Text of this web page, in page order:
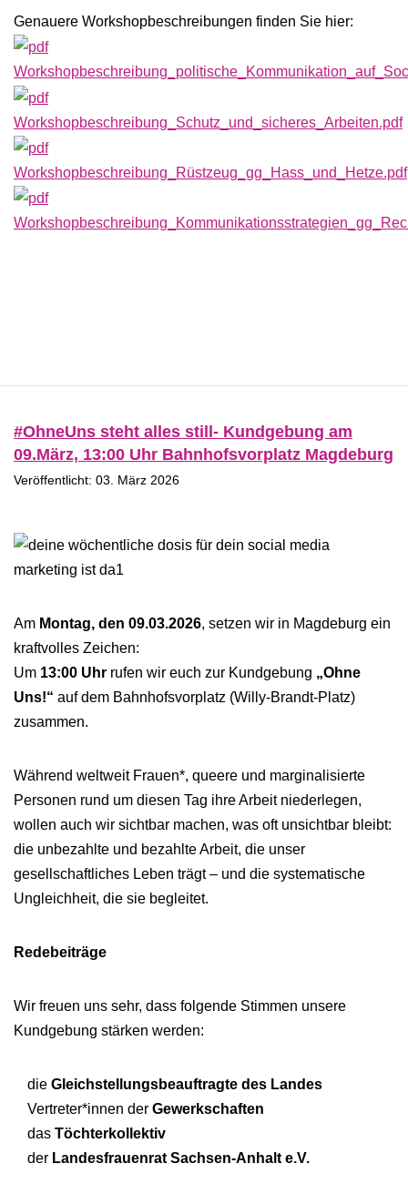
Genauere Workshopbeschreibungen finden Sie hier:
Workshopbeschreibung_Schutz_und_sicheres_Arbeiten.pdf
Workshopbeschreibung_Rüstzeug_gg_Hass_und_Hetze.pdf
#OhneUns steht alles still- Kundgebung am
09.März, 13:00 Uhr Bahnhofsvorplatz Magdeburg
Veröffentlicht: 03. März 2026
Am Montag, den 09.03.2026, setzen wir in Magdeburg ein
kraftvolles Zeichen:
Um 13:00 Uhr rufen wir euch zur Kundgebung „Ohne
Uns!“ auf dem Bahnhofsvorplatz (Willy-Brandt-Platz)
zusammen.
Während weltweit Frauen*, queere und marginalisierte
Personen rund um diesen Tag ihre Arbeit niederlegen,
wollen auch wir sichtbar machen, was oft unsichtbar bleibt:
die unbezahlte und bezahlte Arbeit, die unser
gesellschaftliches Leben trägt – und die systematische
Ungleichheit, die sie begleitet.
Redebeiträge
Wir freuen uns sehr, dass folgende Stimmen unsere
Kundgebung stärken werden:
die Gleichstellungsbeauftragte des Landes
Vertreter*innen der Gewerkschaften
das Töchterkollektiv
der Landesfrauenrat Sachsen-Anhalt e.V.